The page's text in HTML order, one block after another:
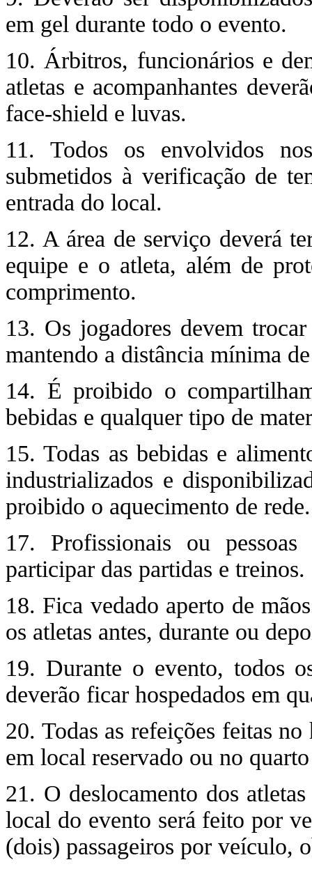
em gel durante todo o evento.
10. Árbitros, funcionários e
atletas e acompanhantes
face-shield e luvas.
11. Todos os envolvidos
submetidos à verificação de
entrada do local.
12. A área de serviço deverá
equipe e o atleta, além de
comprimento.
13. Os jogadores devem
mantendo a distância mínima
14. É proibido o
bebidas e qualquer tipo de
15. Todas as bebidas e
industrializados e
proibido o aquecimento de rede.
17. Profissionais ou
participar das partidas e treinos.
18. Fica vedado aperto de
os atletas antes, durante ou
19. Durante o evento, todos
deverão ficar hospedados em
20. Todas as refeições feitas
em local reservado ou no
21. O deslocamento dos
local do evento será feito por
(dois) passageiros por veículo,